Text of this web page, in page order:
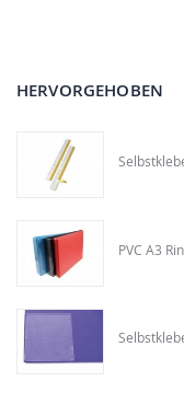
HERVORGEHOBEN
PVC A3